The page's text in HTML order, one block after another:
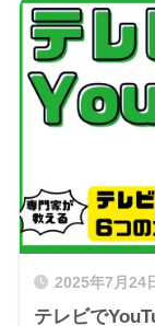
2025年7月24
テレビで